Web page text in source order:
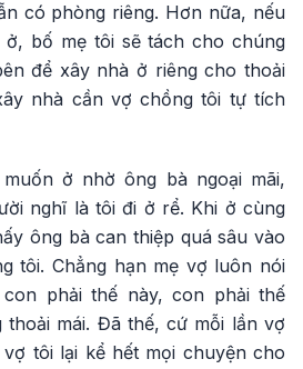
có phòng riêng. Hơn nữa, nếu
bố mẹ tôi sẽ tách cho chúng
để xây nhà ở riêng cho thoải
nhà cần vợ chồng tôi tự tích
ở nhờ ông bà ngoại mãi,
nghĩ là tôi đi ở rể. Khi ở cùng
ông bà can thiệp quá sâu vào
tôi. Chẳng hạn mẹ vợ luôn nói
phải thế này, con phải thế
mái. Đã thế, cứ mỗi lần vợ
tôi lại kể hết mọi chuyện cho